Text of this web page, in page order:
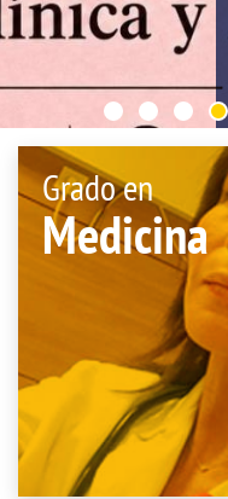
Grado en
Medicina